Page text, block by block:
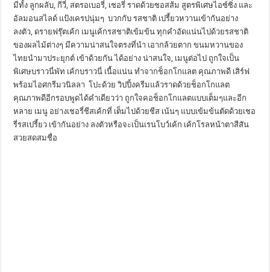
มีทั้ง ลูกผลับ, กีวี่, สตรอเบอรี่, เชอรี่ ราดด้วยซอสส้ม สูตรพิเศษไอซ์ซิ่ง และ
อัลมอนสไลด์ แป้งเครปนุ่มๆ บวกกับ รสชาติ เปรี้ยวหวานเข้ากันอย่าง
ลงตัว, ดรายฟรุ๊ตเค้ก เมนูเค้กรสชาติเข้มข้น ทุกคำอัดแน่นไปด้วยรสชาติ
ของผลไม้ต่างๆ มีความน่าสนใจตรงที่นำ เอากล้วยตาก ขนมหวานของ
ไทยนำมาประยุกต์ เข้าด้วยกัน ได้อย่าง น่าสนใจ, เมนูต่อไป ถูกใจเป็น
พิเศษบราวนี่พัท เค้กบราวนี่ เนื้อแน่น ทำจากช็อกโกแลต คุณภาพดี เสิร์ฟ
พร้อมไอศกรีมวนิลลา โปะด้วย วิปปิ้งครีมแล้วราดด้วยช็อกโกแลต
คุณภาพดีอีกรอบพูดได้คำเดียวว่า ถูกใจคอช็อกโกแลตแบบเต็มๆและอีก
หลาย เมนู อย่างเชอรี่ชีสเค้กที่ เต็มไปด้วยชีส เน้นๆ แบบเข้มข้นตัดด้วยเชอ
รี่รสเปรี้ยว เข้ากันอย่าง ลงตัวหรือจะเป็นเรนโบว์เค้ก เค้กโรลหน้าตาสีสัน
สวยสดสมชื่อ